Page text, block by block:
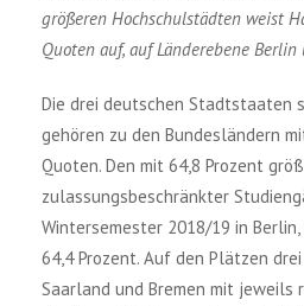
größeren Hochschulstädten weist
Quoten auf, auf Länderebene
Die drei deutschen Stadtstaaten
gehören zu den Bundesländern
Quoten. Den mit 64,8 Prozent
zulassungsbeschränkter
Wintersemester 2018/19 in
64,4 Prozent. Auf den Plätzen
Saarland und Bremen mit jeweils